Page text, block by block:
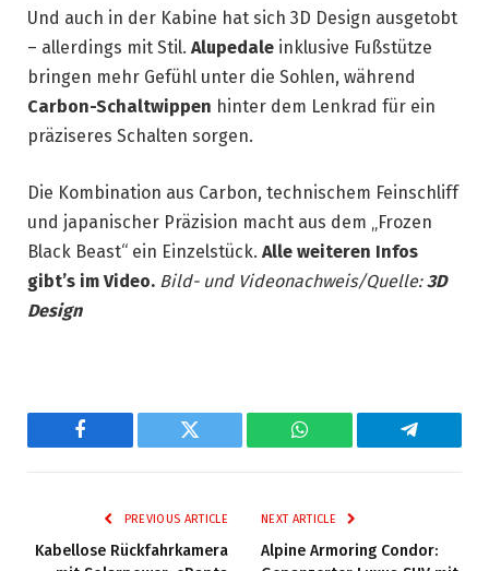
Und auch in der Kabine hat sich 3D Design ausgetobt
– allerdings mit Stil. Alupedale inklusive Fußstütze
bringen mehr Gefühl unter die Sohlen, während
Carbon-Schaltwippen hinter dem Lenkrad für ein
präziseres Schalten sorgen.
Die Kombination aus Carbon, technischem Feinschliff
und japanischer Präzision macht aus dem „Frozen
Black Beast“ ein Einzelstück. Alle weiteren Infos
gibt’s im Video. Bild- und Videonachweis/Quelle:3D
Design
Facebook Twitter WhatsApp Telegram
PREVIOUS ARTICLE
Kabellose Rückfahrkamera
NEXT ARTICLE
Alpine Armoring Condor: